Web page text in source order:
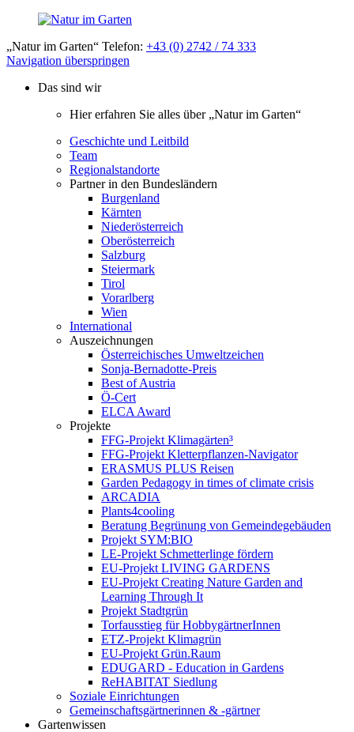
„Natur im Garten“ Telefon: +43 (0) 2742 / 74 333
Navigation überspringen
Das sind wir
Hier erfahren Sie alles über „Natur im Garten“
Geschichte und Leitbild
Team
Regionalstandorte
Partner in den Bundesländern
Burgenland
Kärnten
Niederösterreich
Oberösterreich
Salzburg
Steiermark
Tirol
Vorarlberg
Wien
International
Auszeichnungen
Österreichisches Umweltzeichen
Sonja-Bernadotte-Preis
Best of Austria
Ö-Cert
ELCA Award
Projekte
FFG-Projekt Klimagärten³
FFG-Projekt Kletterpflanzen-Navigator
ERASMUS PLUS Reisen
Garden Pedagogy in times of climate crisis
ARCADIA
Plants4cooling
Beratung Begrünung von Gemeindegebäuden
Projekt SYM:BIO
LE-Projekt Schmetterlinge fördern
EU-Projekt LIVING GARDENS
EU-Projekt Creating Nature Garden and
Learning Through It
Projekt Stadtgrün
Torfausstieg für HobbygärtnerInnen
ETZ-Projekt Klimagrün
EU-Projekt Grün.Raum
EDUGARD - Education in Gardens
ReHABITAT Siedlung
Soziale Einrichtungen
Gemeinschaftsgärtnerinnen & -gärtner
Gartenwissen